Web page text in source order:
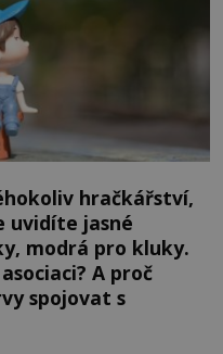
hračkářství,
uvidíte jasné
modrá pro kluky.
A proč
spojovat s